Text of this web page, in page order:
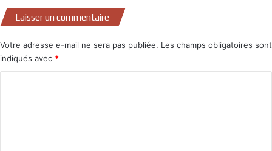
Laisser un commentaire
Votre adresse e-mail ne sera pas publiée. Les champs obligatoires sont
indiqués avec *